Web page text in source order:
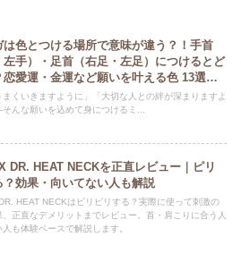
は色とつける場所で意味が違う？！手首
左手）・足首（右足・左足）につけるとど
恋愛運・金運など願いを叶える色 13選も
まくいきますように」「大切な人との絆が深まりますよ
んな願いを込めて身につけるミ...
DR. HEAT NECKを正直レビュー｜ピリ
？効果・向いてない人も解説
HEAT NECKはピリピリする？実際に使って刺激の
、正直なデメリットまでレビュー。首・肩こりに合う人
人も体験ベースで解説します。